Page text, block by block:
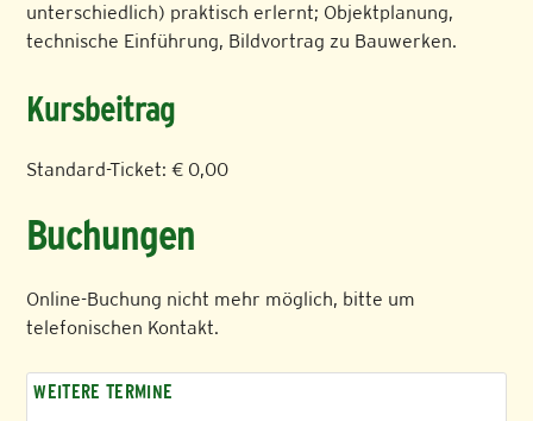
unterschiedlich) praktisch erlernt; Objektplanung,
technische Einführung, Bildvortrag zu Bauwerken.
Kursbeitrag
Standard-Ticket: € 0,00
Buchungen
Online-Buchung nicht mehr möglich, bitte um
telefonischen Kontakt.
WEITERE TERMINE